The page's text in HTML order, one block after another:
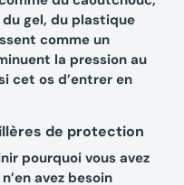
gel, du plastique
comme un
la pression au
cet os d’entrer en
de protection
pourquoi vous avez
avez besoin